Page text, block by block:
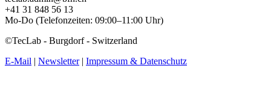
+41 31 848 56 13
Mo-Do (Telefonzeiten: 09:00–11:00 Uhr)
©TecLab - Burgdorf - Switzerland
E-Mail | Newsletter| Impressum & Datenschutz